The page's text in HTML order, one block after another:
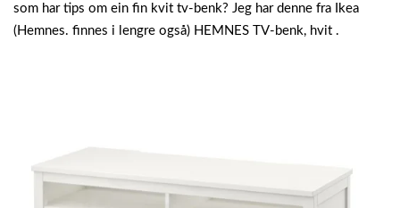
som har tips om ein fin kvit tv-benk? Jeg har denne fra Ikea
(Hemnes. finnes i lengre også) HEMNES TV-benk, hvit .